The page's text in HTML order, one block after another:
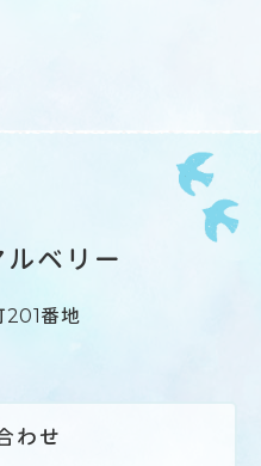
ベリー
201番地
わせ